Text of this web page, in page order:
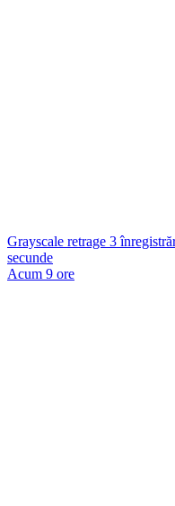
Grayscale retrage 3
secunde
Acum 9 ore